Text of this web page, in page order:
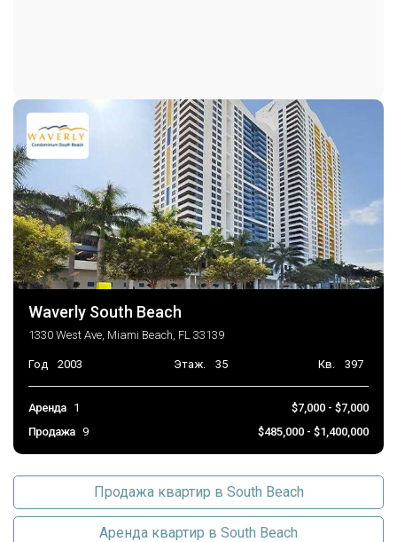
Последние изменения 2026-06-24 17:01:53
Waverly South Beach
1330 West Ave, Miami Beach, FL 33139
Год 2003 Этаж. 35 Кв. 397
Аренда 1
$7,000 - $7,000
Продажа 9 $485,000 - $1,400,000
Продажа квартир в South Beach
Аренда квартир в South Beach